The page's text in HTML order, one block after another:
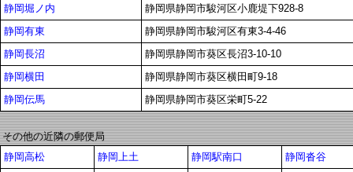
静岡堀ノ内
静岡県静岡市駿河区小鹿堤下928-8
静岡有東
静岡県静岡市駿河区有東3-4-46
静岡長沼
静岡県静岡市葵区長沼3-10-10
静岡横田
静岡県静岡市葵区横田町9-18
静岡伝馬
静岡県静岡市葵区栄町5-22
その他の近隣の郵便局
静岡高松
静岡上土 静岡駅南口
静岡沓谷